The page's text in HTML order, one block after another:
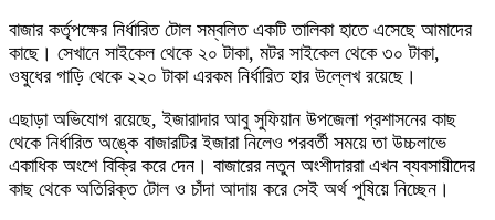
বাজার কর্তৃপক্ষের নির্ধারিত টোল সম্বলিত একটি তালিকা হাতে এসেছে আমাদের
কাছে। সেখানে সাইকেল থেকে ২০ টাকা, মটর সাইকেল থেকে ৩০ টাকা,
ওষুধের গাড়ি থেকে ২২০ টাকা এরকম নির্ধারিত হার উল্লেখ রয়েছে।
এছাড়া অভিযোগ রয়েছে, ইজারাদার আবু সুফিয়ান উপজেলা প্রশাসনের কাছ
থেকে নির্ধারিত অঙ্কে বাজারটির ইজারা নিলেও পরবর্তী সময়ে তা উচ্চলাভে
একাধিক অংশে বিক্রি করে দেন। বাজারের নতুন অংশীদাররা এখন ব্যবসায়ীদের
কাছ থেকে অতিরিক্ত টোল ও চাঁদা আদায় করে সেই অর্থ পুষিয়ে নিচ্ছেন।